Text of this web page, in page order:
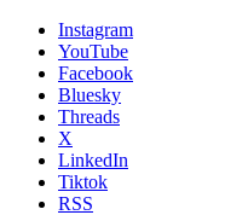
Instagram
YouTube
Facebook
Bluesky
Threads
X
LinkedIn
Tiktok
RSS